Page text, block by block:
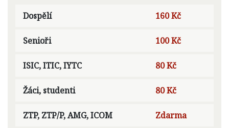
Dospělí 160 Kč
Senioři 100 Kč
ISIC, ITIC, IYTC 80 Kč
Žáci, studenti 80 Kč
ZTP, ZTP/P, AMG, ICOM Zdarma